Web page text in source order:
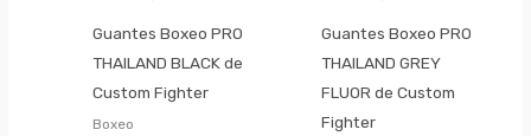
Guantes Boxeo PRO
THAILAND BLACK de
Custom Fighter
Boxeo
Guantes Boxeo PRO
THAILAND GREY
FLUOR de Custom
Fighter